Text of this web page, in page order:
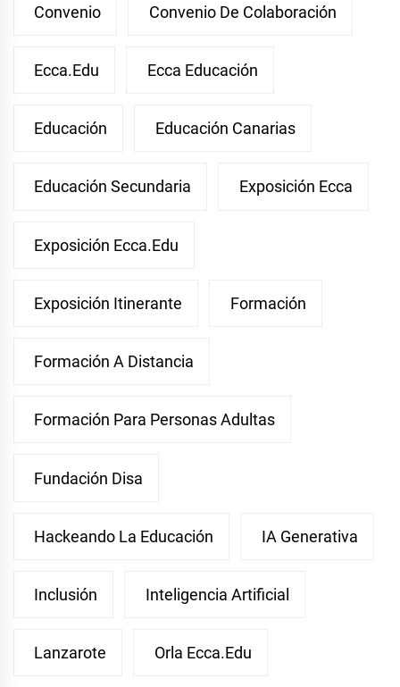
Convenio Convenio De Colaboración
Ecca.edu Ecca Educación
Educación Educación Canarias
Educación Secundaria Exposición Ecca
Exposición Ecca.edu
Exposición Itinerante Formación
Formación A Distancia
Formación Para Personas Adultas
Fundación Disa
Hackeando La Educación IA Generativa
Inclusión Inteligencia Artificial
Lanzarote Orla Ecca.edu